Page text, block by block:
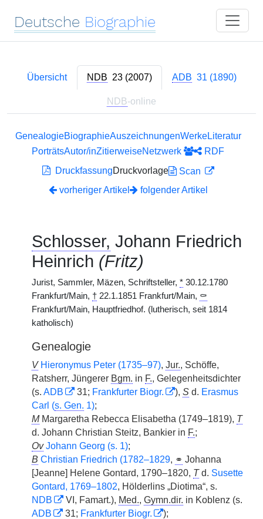
Deutsche Biographie
Übersicht NDB 23 (2007) ADB 31 (1890)
NDB-online
GenealogieBiographieAuszeichnungenWerkeLiteratur
PorträtsAutor/inZitierweiseNetzwerk
RDF
DruckfassungDruckvorlage
Scan
vorheriger Artikel
folgender Artikel
Schlosser, Johann Friedrich
Heinrich (Fritz)
Jurist, Sammler, Mäzen, Schriftsteller, * 30.12.1780
Frankfurt/Main, † 22.1.1851 Frankfurt/Main, ⚰
Frankfurt/Main, Hauptfriedhof. (lutherisch, seit 1814
katholisch)
Genealogie
V Hieronymus Peter (1735–97), Jur., Schöffe,
Ratsherr, Jüngerer Bgm. in F., Gelegenheitsdichter
(s. ADB 31; Frankfurter Biogr. ), S d. Erasmus
Carl (s. Gen. 1);
MMargaretha Rebecca Elisabetha (1749–1819), T
d. Johann Christian Steitz, Bankier in F.;
Ov Johann Georg (s. 1);
B Christian Friedrich (1782–1829, ⚭ Johanna
[Jeanne] Helene Gontard, 1790–1820, Td. Susette
Gontard, 1769–1802, Hölderlins „Diotima“, s.
NDB
VI, Famart.), Med., Gymn.dir. in Koblenz (s.
ADB
31; Frankfurter Biogr.
);